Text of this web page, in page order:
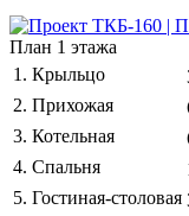
План 1 этажа
1. Крыльцо
2. Прихожая
3. Котельная
4. Спальня
5. Гостиная-столовая